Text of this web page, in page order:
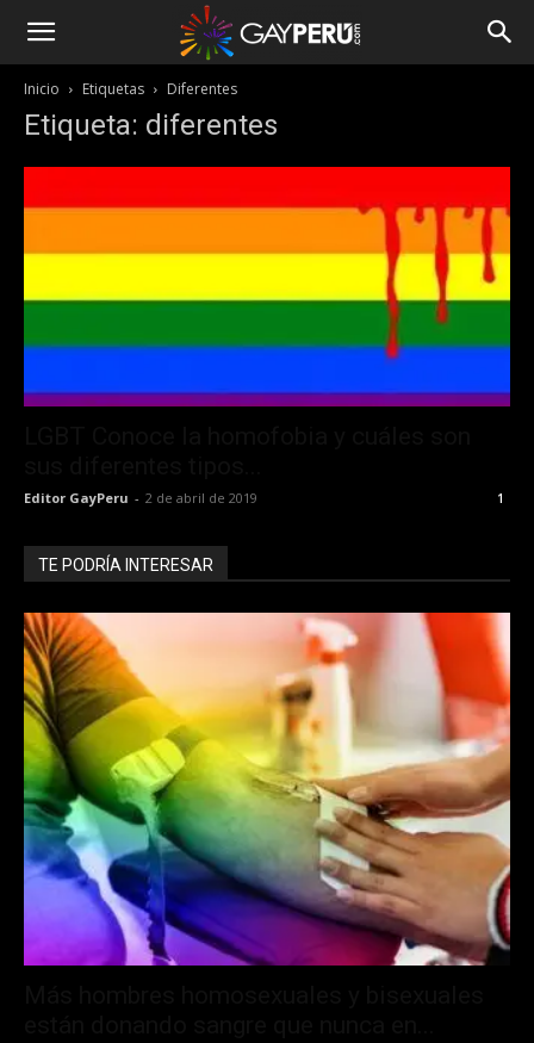
Inicio Etiquetas Diferentes
Etiqueta: diferentes
Editor GayPeru - 2 de abril de 2019 1
TE PODRÍA INTERESAR